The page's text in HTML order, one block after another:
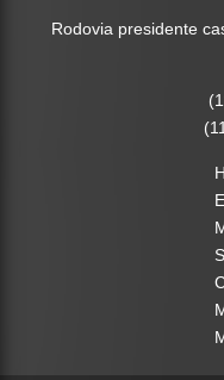
Rodovia presidente